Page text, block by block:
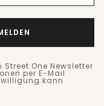
One Newsletter
per E-Mail
kann